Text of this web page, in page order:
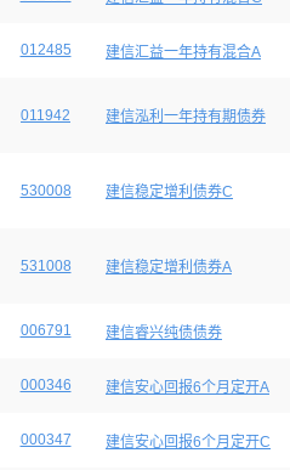
012485 建信汇益一年持有混合A
011942 建信泓利一年持有期债券
530008 建信稳定增利债券C
531008 建信稳定增利债券A
006791 建信睿兴纯债债券
000346 建信安心回报6个月定开A
000347 建信安心回报6个月定开C